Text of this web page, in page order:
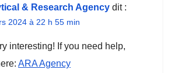
& Research Agency dit :
2024 à 22 h 55 min
interesting! If you need help,
ARA Agency